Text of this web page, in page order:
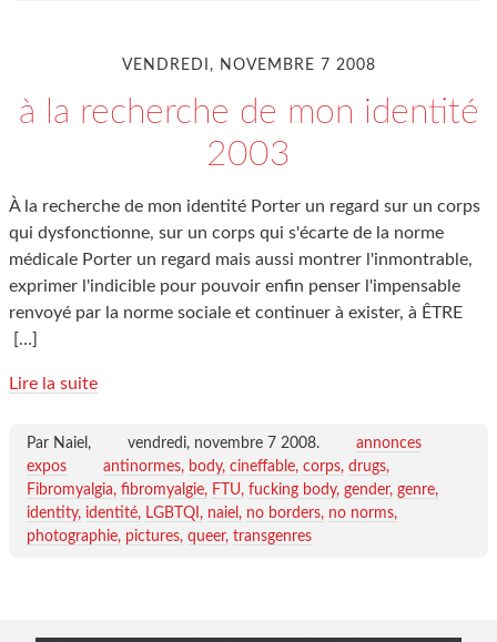
VENDREDI, NOVEMBRE 7 2008
à la recherche de mon identité
2003
À la recherche de mon identité Porter un regard sur un corps
qui dysfonctionne, sur un corps qui s'écarte de la norme
médicale Porter un regard mais aussi montrer l'inmontrable,
exprimer l'indicible pour pouvoir enfin penser l'impensable
renvoyé par la norme sociale et continuer à exister, à ÊTRE
[…]
Lire la suite
Par Naiel, vendredi, novembre 7 2008.
annonces
expos
antinormes body cineffable corps drugs
Fibromyalgia fibromyalgie FTU fucking body gender genre
identity identité LGBTQI naiel no borders no norms
photographie pictures queer transgenres